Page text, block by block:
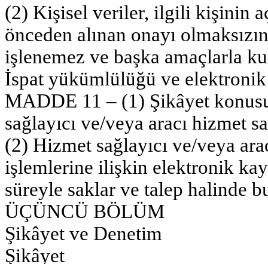
(2) Kişisel veriler, ilgili kişinin
önceden alınan onayı
işlenemez ve başka amaçlarla
İspat yükümlülüğü ve elektronik
MADDE 11 – (1) Şikâyet
sağlayıcı ve/veya aracı hizmet
(2) Hizmet sağlayıcı ve/veya
işlemlerine ilişkin elektronik
süreyle saklar ve talep halinde
ÜÇÜNCÜ BÖLÜM
Şikâyet ve Denetim
Şikâyet